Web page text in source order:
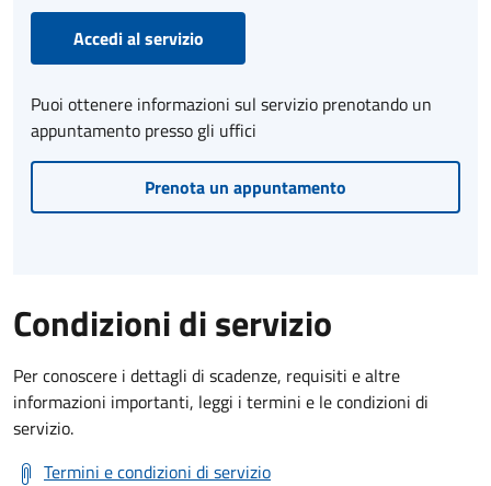
Accedi al servizio
Puoi ottenere informazioni sul servizio prenotando un
appuntamento presso gli uffici
Prenota un appuntamento
Condizioni di servizio
Per conoscere i dettagli di scadenze, requisiti e altre
informazioni importanti, leggi i termini e le condizioni di
servizio.
Termini e condizioni di servizio